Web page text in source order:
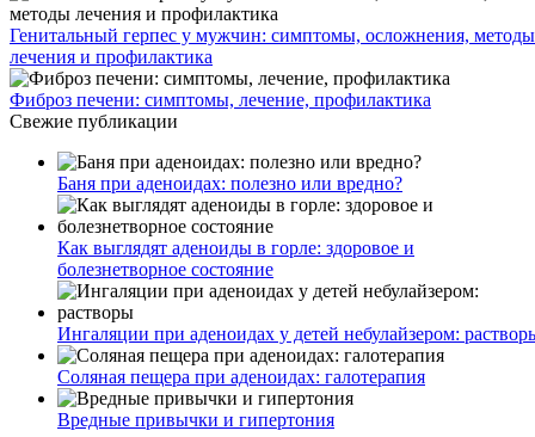
Генитальный герпес у мужчин: симптомы, осложнения, методы
лечения и профилактика
Фиброз печени: симптомы, лечение, профилактика
Свежие публикации
Баня при аденоидах: полезно или вредно?
Как выглядят аденоиды в горле: здоровое и
болезнетворное состояние
Ингаляции при аденоидах у детей небулайзером:
Соляная пещера при аденоидах: галотерапия
Вредные привычки и гипертония